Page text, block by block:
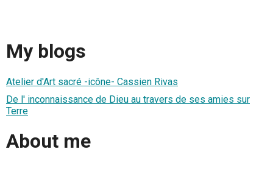
My blogs
Atelier d'Art sacré -icône- Cassien Rivas
De l' inconnaissance de Dieu au travers de ses amies sur
Terre
About me